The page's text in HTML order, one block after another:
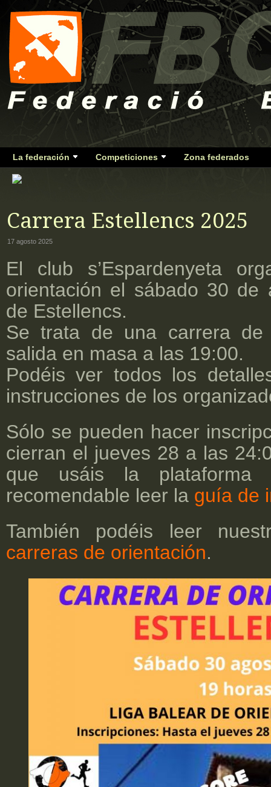
La federación Competiciones Zona federados
Carrera Estellencs 2025
17 agosto 2025
El club s’Espardenyeta
orientación el sábado 30 de
de Estellencs.
Se trata de una carrera de
salida en masa a las 19:00.
Podéis ver todos los
instrucciones de los
Sólo se pueden hacer
cierran el jueves 28 a las
que usáis la plataforma
recomendable leer la guía de
También podéis leer
carreras de orientación.